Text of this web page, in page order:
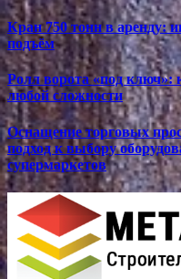
Кран 750 тонн в аренду:
подъём
Ролл ворота «под ключ»:
любой сложности
Оснащение торговых
подход к выбору
супермаркетов